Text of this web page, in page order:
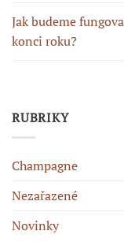
Jak budeme
konci roku?
RUBRIKY
Champagne
Nezařazené
Novinky